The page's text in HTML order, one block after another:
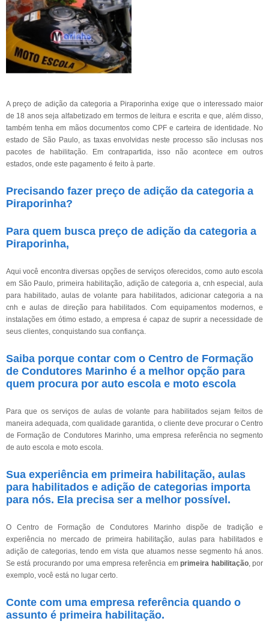
A preço de adição da categoria a Piraporinha exige que o interessado maior
de 18 anos seja alfabetizado em termos de leitura e escrita e que, além disso,
também tenha em mãos documentos como CPF e carteira de identidade. No
estado de São Paulo, as taxas envolvidas neste processo são inclusas nos
pacotes de habilitação. Em contrapartida, isso não acontece em outros
estados, onde este pagamento é feito à parte.
Precisando fazer preço de adição da categoria a
Piraporinha?
Para quem busca preço de adição da categoria a
Piraporinha,
Aqui você encontra diversas opções de serviços oferecidos, como auto escola
em São Paulo, primeira habilitação, adição de categoria a, cnh especial, aula
para habilitado, aulas de volante para habilitados, adicionar categoria a na
cnh e aulas de direção para habilitados. Com equipamentos modernos, e
instalações em ótimo estado, a empresa é capaz de suprir a necessidade de
seus clientes, conquistando sua confiança.
Saiba porque contar com o Centro de Formação
de Condutores Marinho é a melhor opção para
quem procura por auto escola e moto escola
Para que os serviços de aulas de volante para habilitados sejam feitos de
maneira adequada, com qualidade garantida, o cliente deve procurar o Centro
de Formação de Condutores Marinho, uma empresa referência no segmento
de auto escola e moto escola.
Sua experiência em primeira habilitação, aulas
para habilitados e adição de categorias importa
para nós. Ela precisa ser a melhor possível.
O Centro de Formação de Condutores Marinho dispõe de tradição e
experiência no mercado de primeira habilitação, aulas para habilitados e
adição de categorias, tendo em vista que atuamos nesse segmento há anos.
Se está procurando por uma empresa referência emprimeira habilitação, por
exemplo, você está no lugar certo.
Conte com uma empresa referência quando o
assunto é primeira habilitação.